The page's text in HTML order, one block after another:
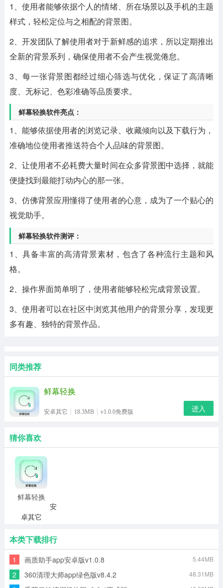
1、使用者能够依据个人的情绪、所在场景以及手机的主题
样式，轻松定位与之相配的背景图。
2、开发团队了解使用者对于新鲜感的追求，所以定期推出
全新的背景系列，确保使用者不会产生视觉倦怠。
3、每一张背景图都经过细心筛选与优化，保证了高清晰
度、无标记、色彩准确等品质要求。
鲜幕轻换软件亮点：
1、能够依据使用者的浏览记录、收藏倾向以及下载行为，
准确地位使用者推送符合个人品味的背景图。
2、让使用者不必耗费大量时间在众多背景图中选择，就能
便捷找到最能打动内心的那一张。
3、仿佛背景应用懂得了使用者的心意，成为了一个贴心的
视觉助手。
鲜幕轻换软件测评：
1、具备丰富的高清背景素材，包含了各种流行主题和风
格。
2、操作界面简单明了，使用者能够轻松完成背景设置。
3、使用者可以在社区中浏览其他用户的背景分享，发现更
多有趣、独特的背景作品。
同类推荐
鲜幕轻换
安卓其它 18.3MB v1.0.0免费版 进入
猜你喜欢
鲜幕轻换
安
卓其它
费版
进入
本类下载排行
1 画质助手app安卓版v1.0.8 5.44MB
2 360清理大师app绿色版v8.4.2 48.31MB